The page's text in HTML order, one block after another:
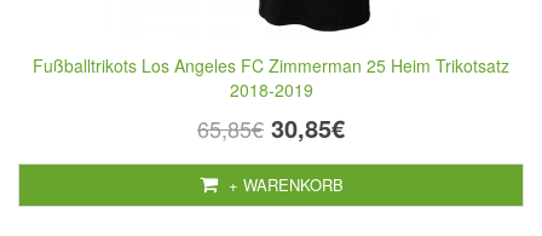
Fußballtrikots Los Angeles FC Zimmerman 25 Heim Trikotsatz
2018-2019
65,85€ 30,85€
+ WARENKORB